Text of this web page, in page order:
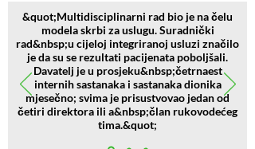
&quot;Multidisciplinarni rad bio je na čelu
modela skrbi za uslugu. Suradnički
rad&nbsp;u cijeloj integriranoj usluzi značilo
je da su se rezultati pacijenata poboljšali.
Davatelj je u prosjeku&nbsp;četrnaest
internih sastanaka i sastanaka dionika
mjesečno; svima je prisustvovao jedan od
četiri direktora ili a&nbsp;član rukovodećeg
tima.&quot;